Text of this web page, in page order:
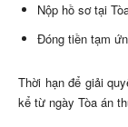
Nộp hồ sơ tại
Đóng tiền tạm
Thời hạn để giải
kể từ ngày Tòa án